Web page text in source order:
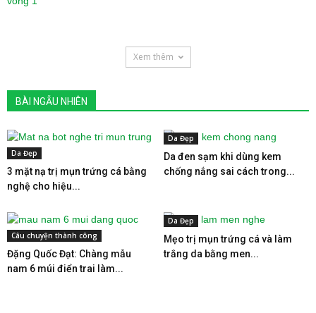
Xem thêm
BÀI NGẪU NHIÊN
Da Đẹp
3 mặt nạ trị mụn trứng cá bằng
nghệ cho hiệu...
Da Đẹp
Da đen sạm khi dùng kem
chống nắng sai cách trong...
Câu chuyện thành công
Đặng Quốc Đạt: Chàng mẫu
nam 6 múi điển trai làm...
Da Đẹp
Mẹo trị mụn trứng cá và làm
trắng da bằng men...